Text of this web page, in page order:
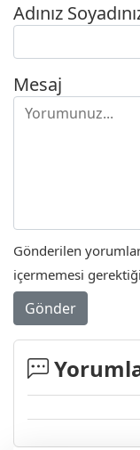
Adınız
Mesaj
Gönderilen
içermemesi
Gönder